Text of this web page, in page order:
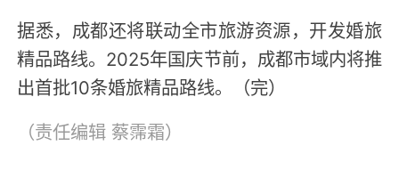
据悉，成都还将联动全市旅游资源，开发婚旅
精品路线。2025年国庆节前，成都市域内将推
出首批10条婚旅精品路线。（完）
（责任编辑 蔡霈霜）